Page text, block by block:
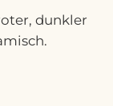
dunkler